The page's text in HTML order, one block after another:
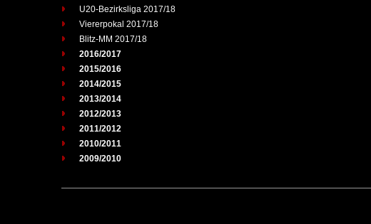
U20-Bezirksliga 2017/18
Viererpokal 2017/18
Blitz-MM 2017/18
2016/2017
2015/2016
2014/2015
2013/2014
2012/2013
2011/2012
2010/2011
2009/2010